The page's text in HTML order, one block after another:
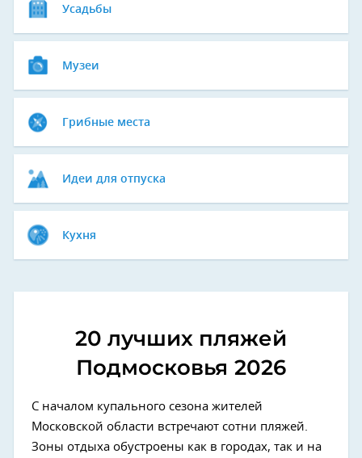
Усадьбы
Музеи
Грибные места
Идеи для отпуска
Кухня
20 лучших пляжей
Подмосковья 2026
С началом купального сезона жителей
Московской области встречают сотни пляжей.
Зоны отдыха обустроены как в городах, так и на